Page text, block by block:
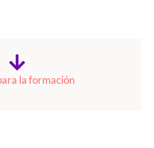
la formación